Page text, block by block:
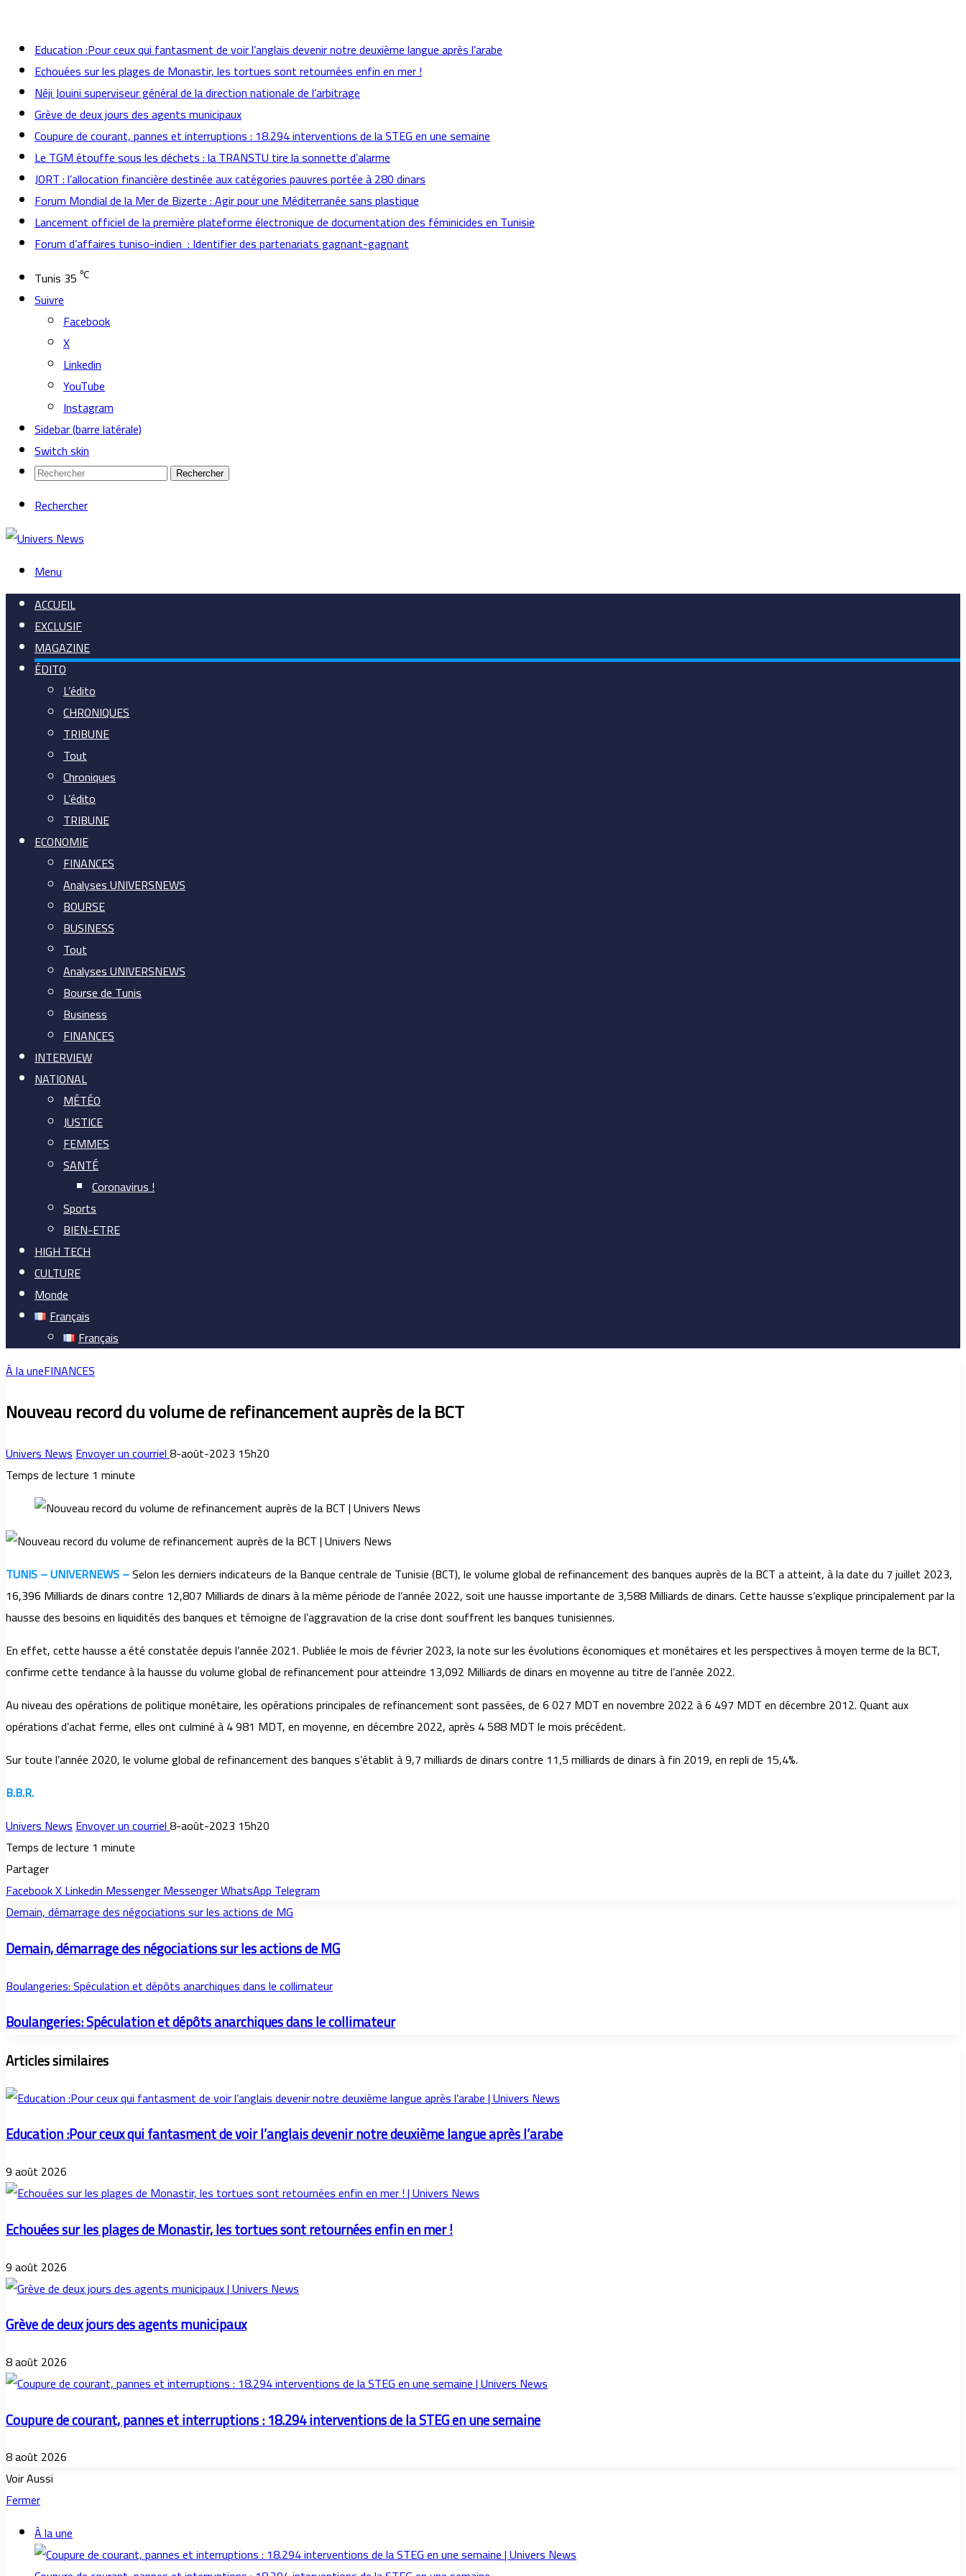
Education :Pour ceux qui fantasment de voir l’anglais devenir notre deuxième langue après l’arabe
Echouées sur les plages de Monastir, les tortues sont retournées enfin en mer !
Néji Jouini superviseur général de la direction nationale de l’arbitrage
Grève de deux jours des agents municipaux
Coupure de courant, pannes et interruptions : 18.294 interventions de la STEG en une semaine
Le TGM étouffe sous les déchets : la TRANSTU tire la sonnette d’alarme
JORT : l’allocation financière destinée aux catégories pauvres portée à 280 dinars
Forum Mondial de la Mer de Bizerte : Agir pour une Méditerranée sans plastique
Lancement officiel de la première plateforme électronique de documentation des féminicides en Tunisie
Forum d’affaires tuniso-indien : Identifier des partenariats gagnant-gagnant
Tunis 35 ℃
Suivre
Facebook
X
Linkedin
YouTube
Instagram
Sidebar (barre latérale)
Switch skin
Rechercher
Rechercher
Menu
ACCUEIL
EXCLUSIF
MAGAZINE
ÉDITO
L’édito
CHRONIQUES
TRIBUNE
Tout
Chroniques
L’édito
TRIBUNE
ECONOMIE
FINANCES
Analyses UNIVERSNEWS
BOURSE
BUSINESS
Tout
Analyses UNIVERSNEWS
Bourse de Tunis
Business
FINANCES
INTERVIEW
NATIONAL
MÉTÉO
JUSTICE
FEMMES
SANTÉ
Coronavirus !
Sports
BIEN-ETRE
HIGH TECH
CULTURE
Monde
Français
Français
À la uneFINANCES
Nouveau record du volume de refinancement auprès de la BCT
Univers NewsEnvoyer un courriel8-août-2023 15h20
Temps de lecture 1 minute
TUNIS – UNIVERNEWS –Selon les derniers indicateurs de la Banque centrale de Tunisie (BCT), le volume global de refinancement des banques auprès de la BCT a atteint, à la date du 7 juillet 2023,
16,396 Milliards de dinars contre 12,807 Milliards de dinars à la même période de l’année 2022, soit une hausse importante de 3,588 Milliards de dinars. Cette hausse s’explique principalement par la
hausse des besoins en liquidités des banques et témoigne de l’aggravation de la crise dont souffrent les banques tunisiennes.
En effet, cette hausse a été constatée depuis l’année 2021. Publiée le mois de février 2023, la note sur les évolutions économiques et monétaires et les perspectives à moyen terme de la BCT,
confirme cette tendance à la hausse du volume global de refinancement pour atteindre 13,092 Milliards de dinars en moyenne au titre de l’année 2022.
Au niveau des opérations de politique monétaire, les opérations principales de refinancement sont passées, de 6 027 MDT en novembre 2022 à 6 497 MDT en décembre 2012. Quant aux
opérations d’achat ferme, elles ont culminé à 4 981 MDT, en moyenne, en décembre 2022, après 4 588 MDT le mois précédent.
Sur toute l’année 2020, le volume global de refinancement des banques s’établit à 9,7 milliards de dinars contre 11,5 milliards de dinars à fin 2019, en repli de 15,4%.
B.B.R.
Univers NewsEnvoyer un courriel8-août-2023 15h20
Temps de lecture 1 minute
Partager
FacebookXLinkedinMessengerMessengerWhatsAppTelegram
Demain, démarrage des négociations sur les actions de MG
Demain, démarrage des négociations sur les actions de MG
Boulangeries: Spéculation et dépôts anarchiques dans le collimateur
Boulangeries: Spéculation et dépôts anarchiques dans le collimateur
Articles similaires
Education :Pour ceux qui fantasment de voir l’anglais devenir notre deuxième langue après l’arabe
9 août 2026
Echouées sur les plages de Monastir, les tortues sont retournées enfin en mer !
9 août 2026
Grève de deux jours des agents municipaux
8 août 2026
Coupure de courant, pannes et interruptions : 18.294 interventions de la STEG en une semaine
8 août 2026
Voir Aussi
Fermer
À la une